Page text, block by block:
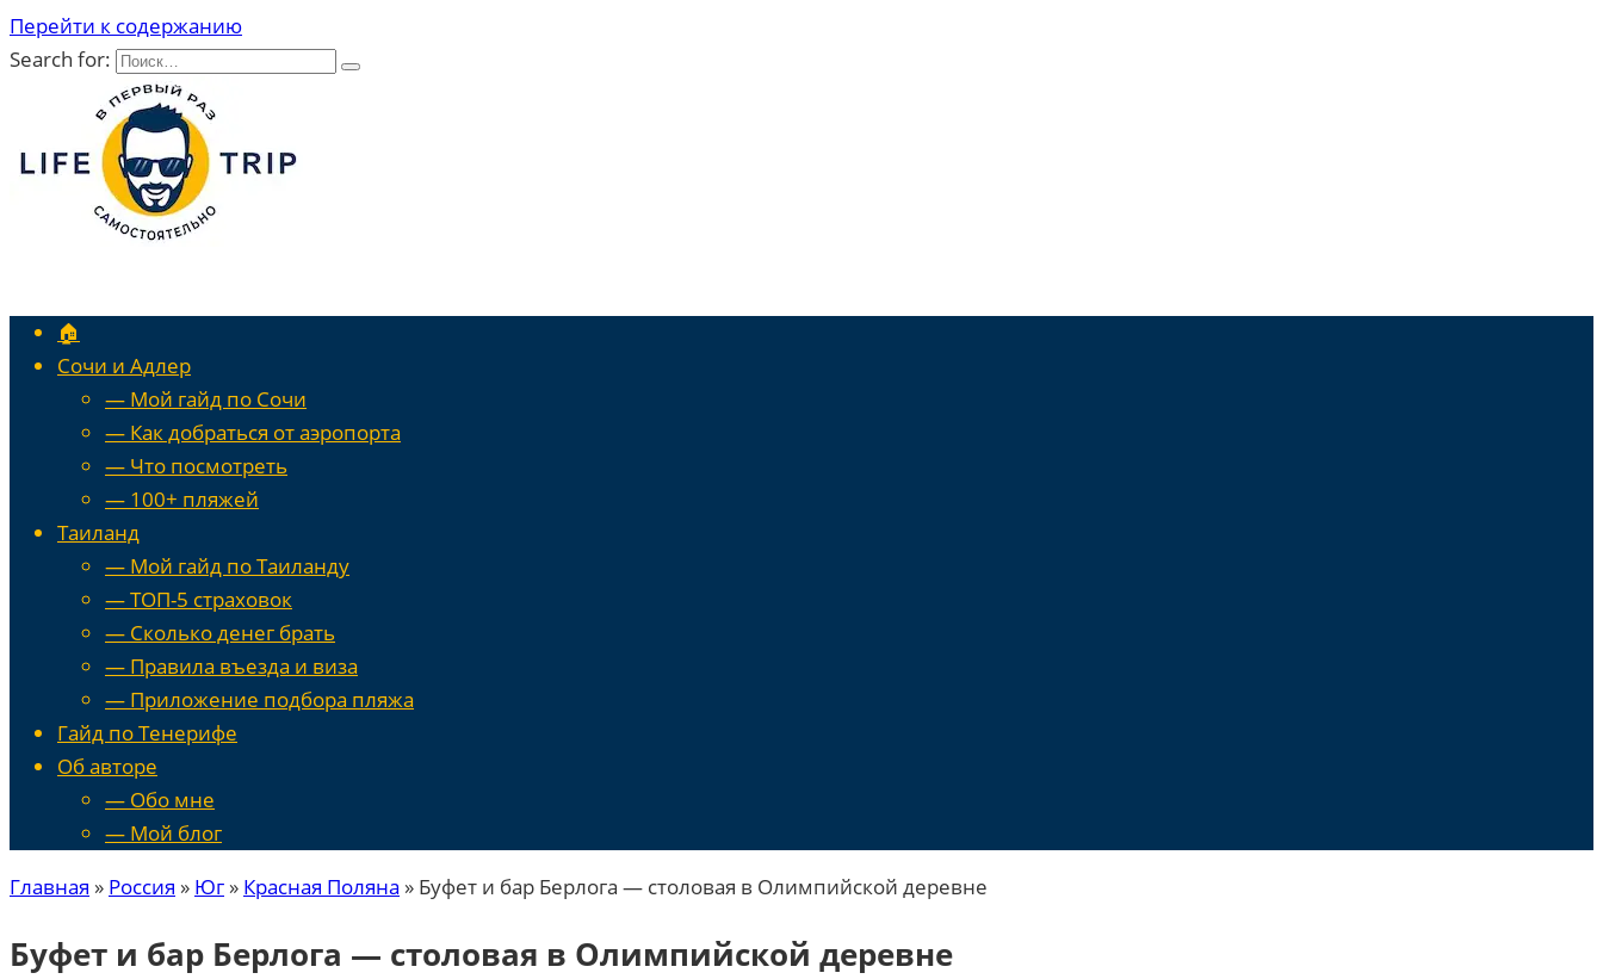
Перейти к содержанию
Search for:
🏠
Сочи и Адлер
— Мой гайд по Сочи
— Как добраться от аэропорта
— Что посмотреть
— 100+ пляжей
Таиланд
— Мой гайд по Таиланду
— ТОП-5 страховок
— Сколько денег брать
— Правила въезда и виза
— Приложение подбора пляжа
Гайд по Тенерифе
Об авторе
— Обо мне
— Мой блог
Главная » Россия » Юг » Красная Поляна » Буфет и бар Берлога — столовая в Олимпийской деревне
Буфет и бар Берлога — столовая в Олимпийской деревне